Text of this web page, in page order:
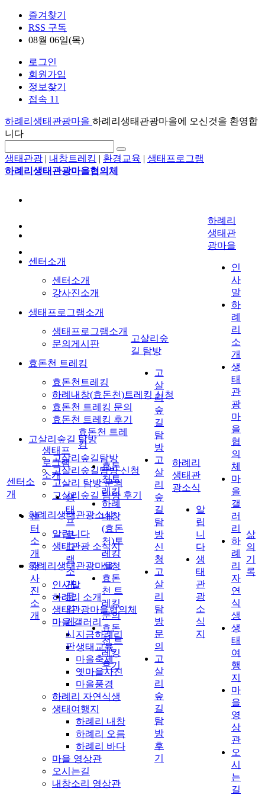
즐겨찾기
RSS 구독
08월 06일(목)
로그인
회원가입
정보찾기
접속 11
하례리생태관광마을 하례리생태관광마을에 오신것을 환영합
니다
생태관광 | 내창트레킹 | 환경교육 | 생태프로그램
하례리생태관광마을협의체
센터소개
센터소개
강사진소개
생태프로그램소개
생태프로그램소개
문의게시판
효돈천 트레킹
효돈천트레킹
하례내창(효돈천)트레킹 신청
효돈천 트레킹 문의
효돈천 트레킹 후기
고살리숲길 탐방
고살리숲길탐방
고살리숲길탐방 신청
고살리 탐방 문의
고살리숲길 탐방 후기
하례리생태관광소식
알립니다
생태관광 소식지
하례리생태관광마을
인사말
하례리 소개
생태관광마을협의체
마을 갤러리
지금하례리
생태교육
마을축제
옛마을사진
마을풍경
하례리 자연식생
생태여행지
하례리 내창
하례리 오름
하례리 바다
마을 영상관
오시는길
내창소리 영상관
센터소
개
센
터
소
개
강
사
진
소
개
생태프
로그램
소개
생
태
프
로
그
램
소
개
문
의
게
시
판
효돈천 트레
킹
효돈
천트
레킹
하례
내창
(효돈
천)트
레킹
신청
효돈
천 트
레킹
문의
효돈
천 트
레킹
후기
고살리숲
길 탐방
고
살
리
숲
길
탐
방
고
살
리
숲
길
탐
방
신
청
고
살
리
탐
방
문
의
고
살
리
숲
길
탐
방
후
기
하례리
생태관
광소식
알
립
니
다
생
태
관
광
소
식
지
하례리
생태관
광마을
인
사
말
하
례
리
소
개
생
태
관
광
마
을
협
의
체
마
을
갤
러
리
하
례
리
자
연
식
생
생
태
여
행
지
마
을
영
상
관
오
시
는
길
삶
의
기
록